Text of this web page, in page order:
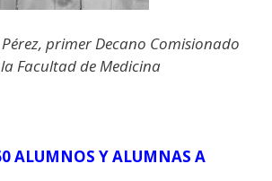
primer Decano Comisionado
Facultad de Medicina
ALUMNOS Y ALUMNAS A